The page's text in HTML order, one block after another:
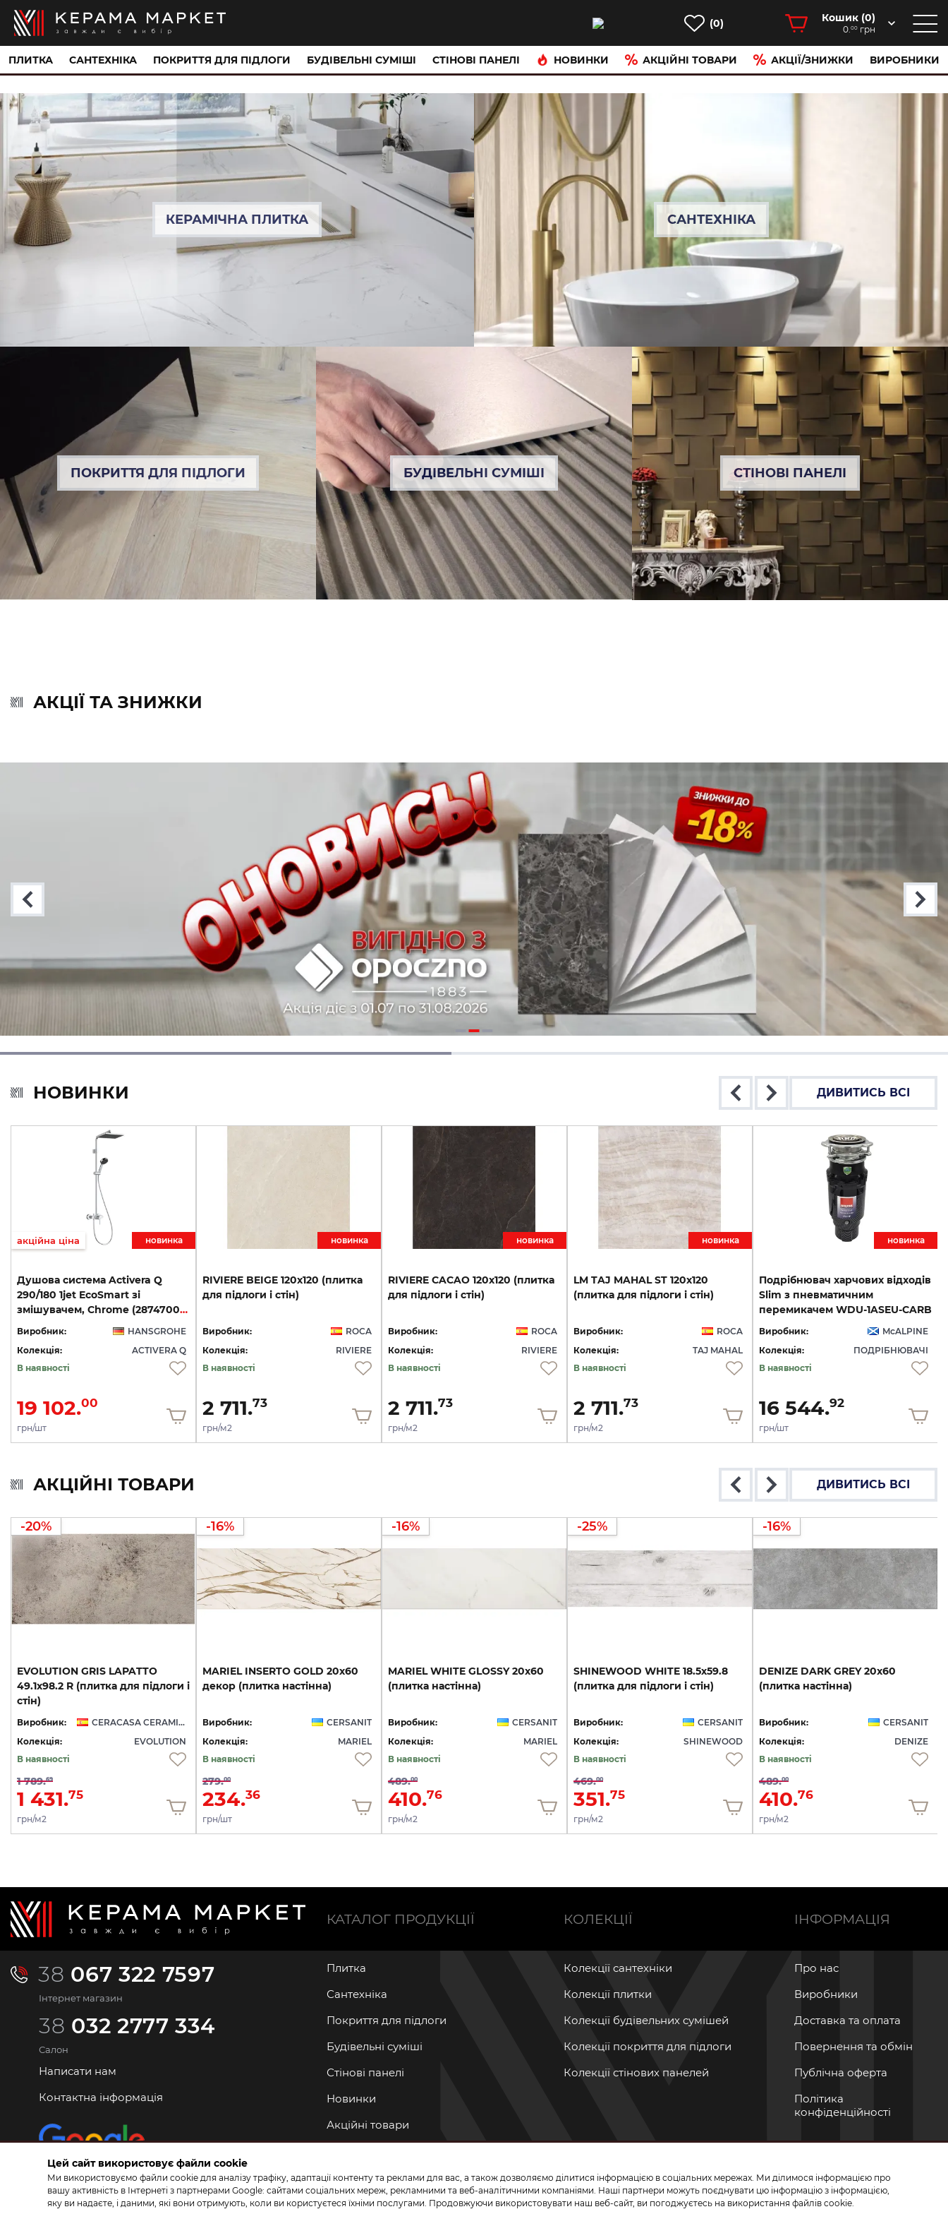
(0) Кошик (0)
0.00 грн
ПЛИТКА САНТЕХНІКА ПОКРИТТЯ ДЛЯ ПІДЛОГИ БУДІВЕЛЬНІ СУМІШІ CТІНОВІ ПАНЕЛІ НОВИНКИ АКЦІЙНІ ТОВАРИ АКЦІЇ/ЗНИЖКИ ВИРОБНИКИ
КЕРАМІЧНА ПЛИТКА САНТЕХНІКА
ПОКРИТТЯ ДЛЯ ПІДЛОГИ БУДІВЕЛЬНІ СУМІШІ СТІНОВІ ПАНЕЛІ
АКЦІЇ ТА ЗНИЖКИ
НОВИНКИ ДИВИТИСЬ ВСІ
новинкa
акційна ціна
Душова система Activera Q
290/180 1jet EcoSmart зі
змішувачем, Chrome (28747000)
Виробник:
HANSGROHE
Колекція:
ACTIVERA Q
В наявності
19 102.00
грн/шт
новинкa
RIVIERE BEIGE 120x120 (плитка
для підлоги і стін)
Виробник:
ROCA
Колекція:
RIVIERE
В наявності
2 711.73
грн/м2
новинкa
RIVIERE CACAO 120x120 (плитка
для підлоги і стін)
Виробник:
ROCA
Колекція:
RIVIERE
В наявності
2 711.73
грн/м2
новинкa
LM TAJ MAHAL ST 120x120
(плитка для підлоги і стін)
Виробник:
ROCA
Колекція:
TAJ MAHAL
В наявності
2 711.73
грн/м2
новинкa
Подрібнювач харчових відходів
Slim з пневматичним
перемикачем WDU-1ASEU-CARB
Виробник:
McALPINE
Колекція:
ПОДРІБНЮВАЧІ
В наявності
16 544.92
грн/шт
АКЦІЙНІ ТОВАРИ ДИВИТИСЬ ВСІ
-20%
EVOLUTION GRIS LAPATTO
49.1х98.2 R (плитка для підлоги і
стін)
Виробник:
CERACASA CERAMICA
Колекція:
EVOLUTION
В наявності
1 789.69
1 431.75
грн/м2
-16%
MARIEL INSERTO GOLD 20х60
декор (плитка настінна)
Виробник:
CERSANIT
Колекція:
MARIEL
В наявності
279.00
234.36
грн/шт
-16%
MARIEL WHITE GLOSSY 20х60
(плитка настінна)
Виробник:
CERSANIT
Колекція:
MARIEL
В наявності
489.00
410.76
грн/м2
-25%
SHINEWOOD WHITE 18.5х59.8
(плитка для підлоги і стін)
Виробник:
CERSANIT
Колекція:
SHINEWOOD
В наявності
469.00
351.75
грн/м2
-16%
DENIZE DARK GREY 20x60
(плитка настінна)
Виробник:
CERSANIT
Колекція:
DENIZE
В наявності
489.00
410.76
грн/м2
38 067 322 7597
Інтернет магазин
38 032 2777 334
Салон
Написати нам
Контактна інформація
КАТАЛОГ ПРОДУКЦІЇ
Плитка
Сантехніка
Покриття для підлоги
Будівельні суміші
Стінові панелі
Новинки
Акційні товари
КОЛЕКЦІЇ
Колекції сантехніки
Колекції плитки
Колекції будівельних сумішей
Колекції покриття для підлоги
Колекції стінових панелей
ІНФОРМАЦІЯ
Про нас
Виробники
Доставка та оплата
Повернення та обмін
Публічна оферта
Політика
конфіденційності
ПРИЄДНУЙТЕСЬ ДО НАС У СОЦМЕРЕЖАХ
Цей сайт використовує файли cookie
Ми використовуємо файли cookie для аналізу трафіку, адаптації контенту та реклами для вас, а також дозволяємо ділитися інформацією в соціальних мережах. Ми ділимося інформацією про
вашу активність в Інтернеті з партнерами Google: сайтами соціальних мереж, рекламними та веб-аналітичними компаніями. Наші партнери можуть поєднувати цю інформацію з інформацією,
яку ви надаєте, і даними, які вони отримують, коли ви користуєтеся їхніми послугами. Продовжуючи використовувати наш веб-сайт, ви погоджуєтесь на використання файлів cookie.